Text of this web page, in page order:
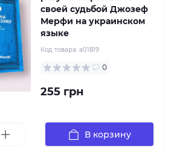
своей судьбой Джозеф
Мерфи на украинском
языке
Код товара: a01819
0
255 грн
В корзину